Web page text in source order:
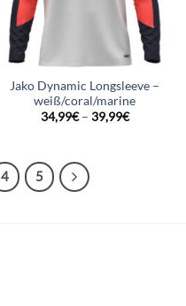
Jako Dynamic Longsleeve –
weiß/coral/marine
34,99€– 39,99€
4 5